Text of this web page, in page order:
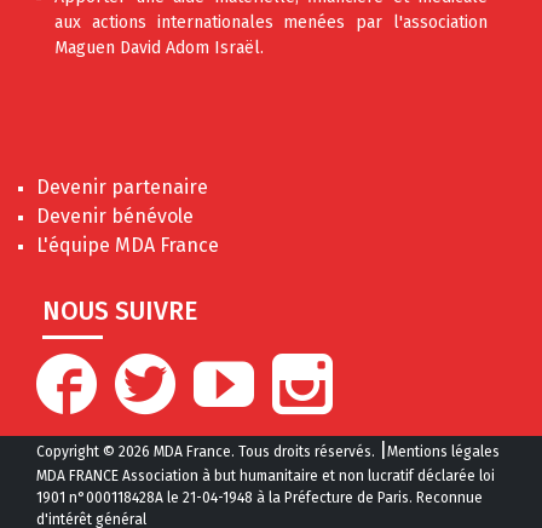
aux actions internationales menées par l'association
Maguen David Adom Israël.
Devenir partenaire
Devenir bénévole
L'équipe MDA France
NOUS SUIVRE
Copyright © 2026 MDA France. Tous droits réservés.
Mentions légales
MDA FRANCE Association à but humanitaire et non lucratif déclarée loi
1901 n°000118428A le 21-04-1948 à la Préfecture de Paris. Reconnue
d'intérêt général